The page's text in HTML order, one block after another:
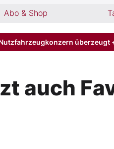
Abo & Shop
überzeugt
auch